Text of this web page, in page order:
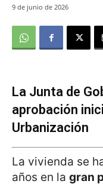
9 de junio de 2026
La Junta de
aprobación
Urbanización
La vivienda se
años en la gran